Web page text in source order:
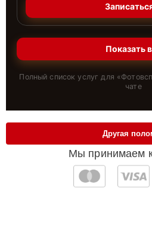
Показать
Полный список услуг для «
чате
Мы принимаем
Другая